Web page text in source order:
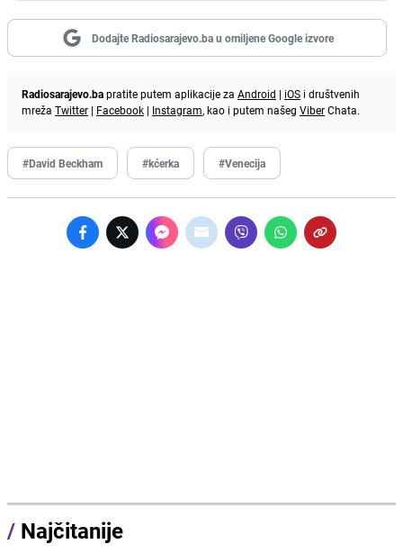
Dodajte Radiosarajevo.ba u omiljene Google izvore
Radiosarajevo.bapratite putem aplikacije za Android | iOS i društvenih
mreža Twitter | Facebook | Instagram, kao i putem našeg ViberChata.
#David Beckham #kćerka #Venecija
/ Najčitanije